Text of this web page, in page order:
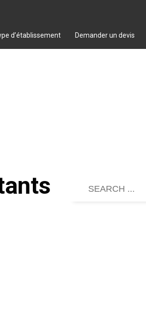
d’établissement Demander un devis